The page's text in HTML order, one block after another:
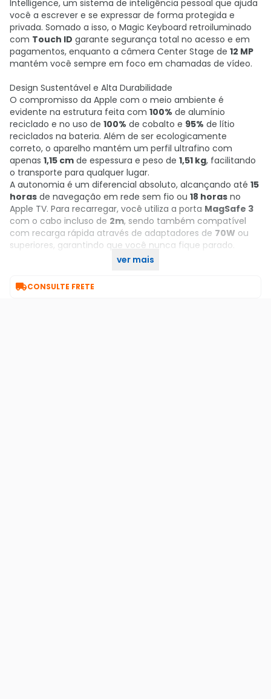
Intelligence, um sistema de inteligência pessoal que ajuda
você a escrever e se expressar de forma protegida e
privada. Somado a isso, o Magic Keyboard retroiluminado
com Touch ID garante segurança total no acesso e em
pagamentos, enquanto a câmera Center Stage de 12 MP
mantém você sempre em foco em chamadas de vídeo.
Design Sustentável e Alta Durabilidade
O compromisso da Apple com o meio ambiente é
evidente na estrutura feita com 100% de alumínio
reciclado e no uso de 100% de cobalto e 95% de lítio
reciclados na bateria. Além de ser ecologicamente
correto, o aparelho mantém um perfil ultrafino com
apenas 1,15 cm de espessura e peso de 1,51 kg, facilitando
o transporte para qualquer lugar.
A autonomia é um diferencial absoluto, alcançando até 15
horas de navegação em rede sem fio ou 18 horas no
Apple TV. Para recarregar, você utiliza a porta MagSafe 3
com o cabo incluso de 2m, sendo também compatível
com recarga rápida através de adaptadores de 70W ou
superiores, garantindo que você nunca fique parado.
ver mais
CONSULTE FRETE